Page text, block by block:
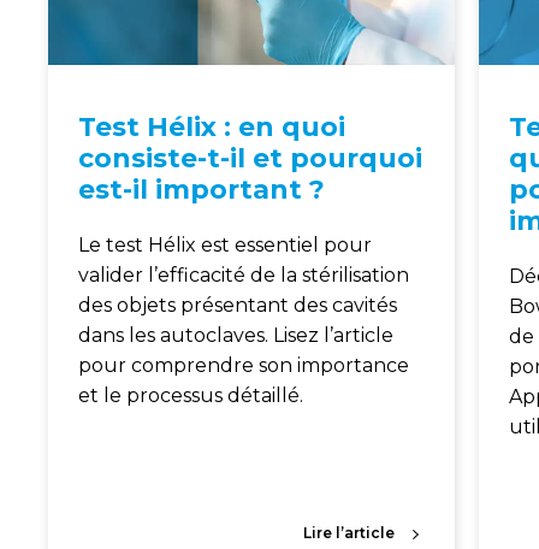
Test Hélix : en quoi
consiste-t-il et pourquoi
est-il important ?
Le test Hélix est essentiel pour
valider l’efficacité de la stérilisation
des objets présentant des cavités
dans les autoclaves. Lisez l’article
pour comprendre son importance
et le processus détaillé.
Lire l’article
de